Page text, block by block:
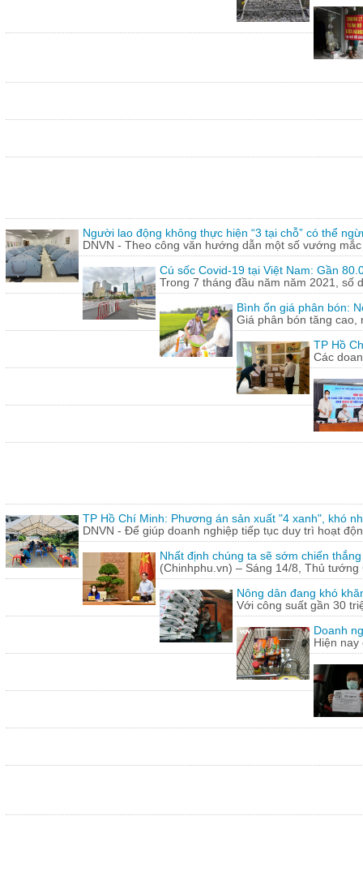
Người lao động không thực hiện “3 tại chỗ” có thể
DNVN - Theo công văn hướng dẫn một số vướng
Cú sốc Covid-19 tại Việt Nam: Gần
Trong 7 tháng đầu năm năm 2021, số
Bình ổn giá phân bón:
Giá phân bón tăng
TP Hồ
Các
TP Hồ Chí Minh: Phương án sản xuất "4 xanh", khó
DNVN - Để giúp doanh nghiệp tiếp tục duy trì hoạt
Nhất định chúng ta sẽ sớm chiến
(Chinhphu.vn) – Sáng 14/8, Thủ
Nông dân đang khó
Với công suất gần 30
Doanh
Hiện